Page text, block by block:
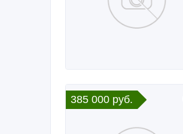
385 000 руб.